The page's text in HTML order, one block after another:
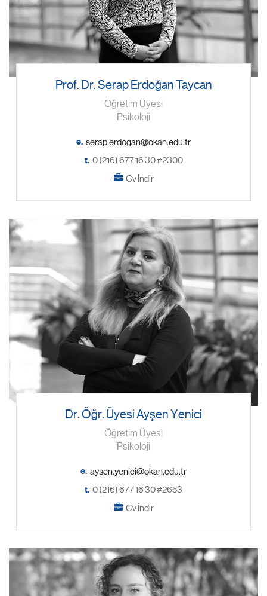
Prof. Dr. Serap Erdoğan Taycan
Öğretim Üyesi
Psikoloji
e.
t. 0 (216) 677 16 30 #2300
Cv İndir
Dr. Öğr. Üyesi Ayşen Yenici
Öğretim Üyesi
Psikoloji
e.
t. 0 (216) 677 16 30 #2653
Cv İndir